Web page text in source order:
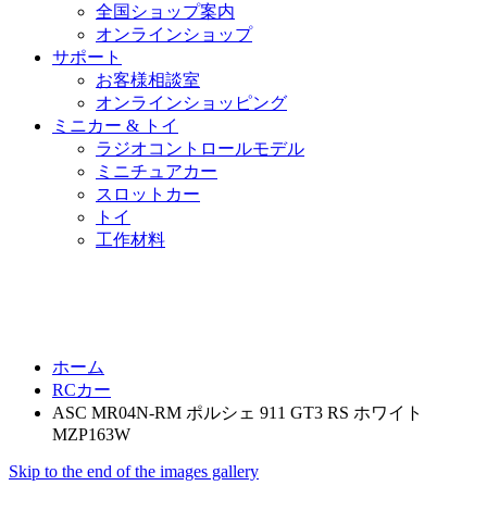
全国ショップ案内
オンラインショップ
サポート
お客様相談室
オンラインショッピング
ミニカー & トイ
ラジオコントロールモデル
ミニチュアカー
スロットカー
トイ
工作材料
ホーム
RCカー
ASC MR04N-RM ポルシェ 911 GT3 RS ホワイト
MZP163W
Skip to the end of the images gallery